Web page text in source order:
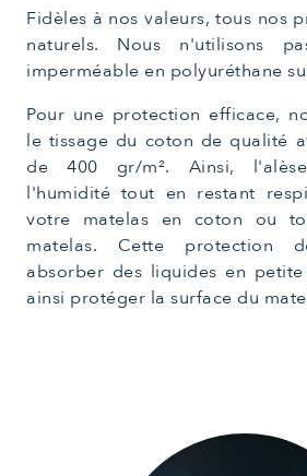
Fidèles à nos valeurs, tous nos
naturels. Nous n'utilisons
imperméable en polyuréthane
Pour une protection efficace,
le tissage du coton de qualité
de 400 gr/m². Ainsi,
l'humidité tout en restant
votre matelas en coton ou
matelas. Cette protection
absorber des liquides en
ainsi protéger la surface du